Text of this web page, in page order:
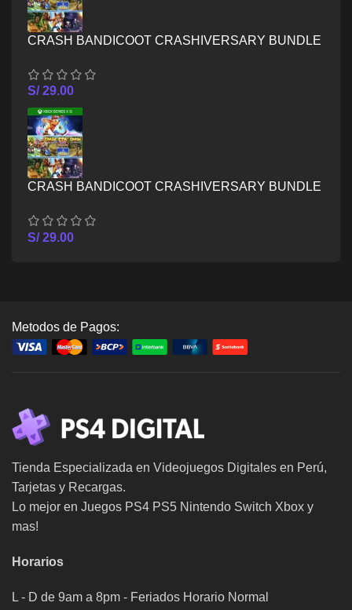
CRASH BANDICOOT CRASHIVERSARY BUNDLE
S/29.00
CRASH BANDICOOT CRASHIVERSARY BUNDLE
S/29.00
Metodos de Pagos:
Tienda Especializada en Videojuegos Digitales en Perú,
Tarjetas y Recargas.
Lo mejor en Juegos PS4 PS5 Nintendo Switch Xbox y
mas!
Horarios
L - D de 9am a 8pm - Feriados Horario Normal